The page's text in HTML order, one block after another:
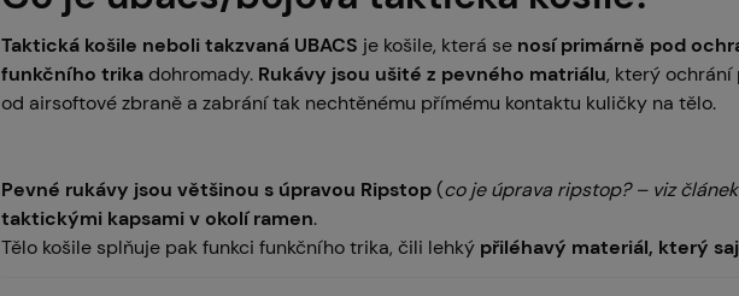
Taktická košile neboli takzvaná UBACS je košile, která se nosí primárně pod
funkčního trika dohromady. Rukávy jsou ušité z pevného matriálu, který ochrání
od airsoftové zbraně a zabrání tak nechtěnému přímému kontaktu kuličky na tělo.
Pevné rukávy jsou většinou s úpravou Ripstop(co je úprava ripstop? – viz
taktickými kapsami v okolí ramen.
Tělo košile splňuje pak funkci funkčního trika, čili lehký přiléhavý materiál, který